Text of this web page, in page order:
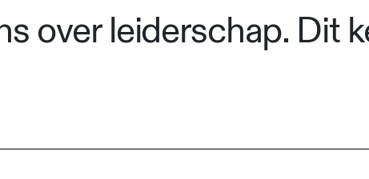
over leiderschap. Dit